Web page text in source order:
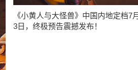
《小黄人与大怪兽》中国内地定档7
3日，终极预告震撼发布！